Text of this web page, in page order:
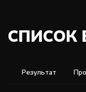
СПИСОК
Результат